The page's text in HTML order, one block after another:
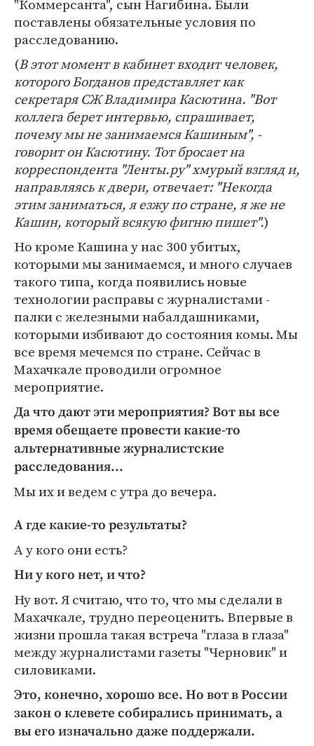
"Коммерсанта", сын Нагибина. Были
поставлены обязательные условия по
расследованию.
(В этот момент в кабинет входит человек,
которого Богданов представляет как
секретаря СЖ Владимира Касютина. "Вот
коллега берет интервью, спрашивает,
почему мы не занимаемся Кашиным", -
говорит он Касютину. Тот бросает на
корреспондента "Ленты.ру" хмурый взгляд и,
направляясь к двери, отвечает: "Некогда
этим заниматься, я езжу по стране, я же не
Кашин, который всякую фигню пишет".)
Но кроме Кашина у нас 300 убитых,
которыми мы занимаемся, и много случаев
такого типа, когда появились новые
технологии расправы с журналистами -
палки с железными набалдашниками,
которыми избивают до состояния комы. Мы
все время мечемся по стране. Сейчас в
Махачкале проводили огромное
мероприятие.
Да что дают эти мероприятия? Вот вы все
время обещаете провести какие-то
альтернативные журналистские
расследования...
Мы их и ведем с утра до вечера.
А где какие-то результаты?
А у кого они есть?
Ни у кого нет, и что?
Ну вот. Я считаю, что то, что мы сделали в
Махачкале, трудно переоценить. Впервые в
жизни прошла такая встреча "глаза в глаза"
между журналистами газеты "Черновик" и
силовиками.
Это, конечно, хорошо все. Но вот в России
закон о клевете собирались принимать, а
вы его изначально даже поддержали.